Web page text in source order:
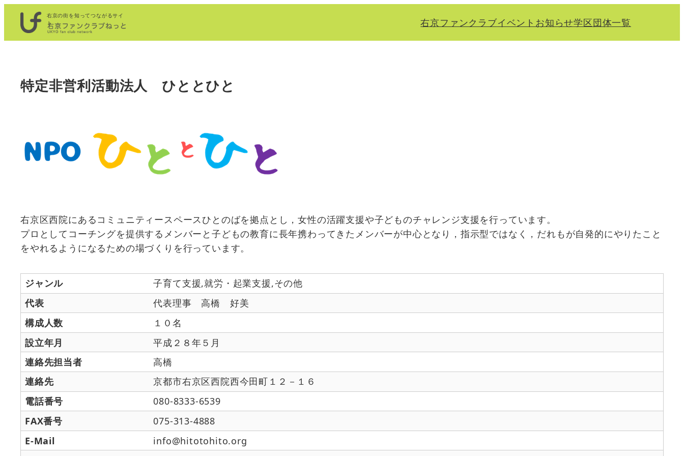
を
右京の街を知ってつながるサイ
ト
右京ファンクラブイベント お知らせ学区団体一覧
特定非営利活動法人 ひととひと
右京区西院にあるコミュニティースペースひとのばを拠点とし，女性の活躍支援や子どものチャレンジ支援を行っています。
プロとしてコーチングを提供するメンバーと子どもの教育に長年携わってきたメンバーが中心となり，指示型ではなく，だれもが自発的にやりたこと
をやれるようになるための場づくりを行っています。
ジャンル
子育て支援,就労・起業支援,その他
代表
代表理事 高橋 好美
構成人数
１０名
設立年月
平成２８年５月
連絡先担当者
高橋
連絡先
京都市右京区西院西今田町１２－１６
電話番号
080-8333-6539
FAX番号
075-313-4888
E-Mail
info@hitotohito.org